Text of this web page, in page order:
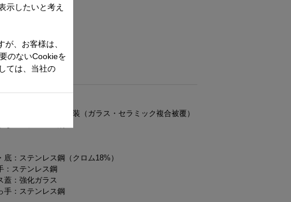
（鍋本体）
外面・底：焼付け塗装（ガラス・セラミック複合被覆）
ち：ステンレス鋼
底：ステンレス鋼（クロム18%）
：ステンレス鋼
蓋：強化ガラス
手：ステンレス鋼
示したいと考え
、お客様は、
のないCookieを
ては、当社の